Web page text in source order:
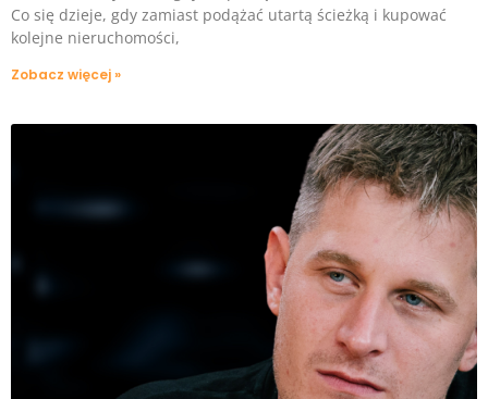
Co się dzieje, gdy zamiast podążać utartą ścieżką i kupować
kolejne nieruchomości,
Zobacz więcej »